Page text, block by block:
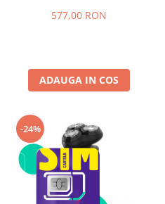
577,00 RON
ADAUGA IN COS
-24%